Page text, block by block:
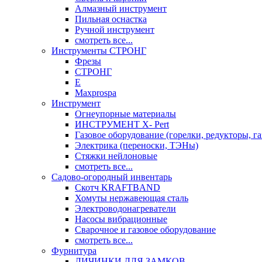
Алмазный инструмент
Пильная оснастка
Ручной инструмент
смотреть все...
Инструменты СТРОНГ
Фрезы
СТРОНГ
Е
Maxprospa
Инструмент
Огнеупорные материалы
ИНСТРУМЕНТ X- Pert
Газовое оборудование (горелки, редукторы,
Электрика (переноски, ТЭНы)
Стяжки нейлоновые
смотреть все...
Садово-огородный инвентарь
Скотч KRAFTBAND
Хомуты нержавеющая сталь
Электроводонагреватели
Насосы вибрационные
Сварочное и газовое оборудование
смотреть все...
Фурнитура